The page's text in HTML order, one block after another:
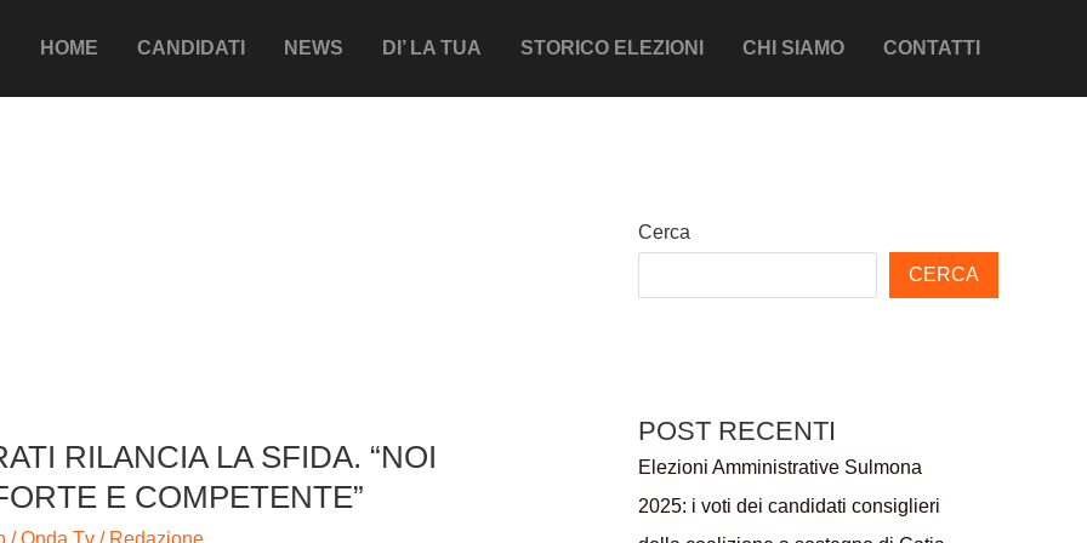
HOME CANDIDATI NEWS DI’ LA TUA STORICO ELEZIONI CHI SIAMO CONTATTI
RILANCIA LA SFIDA. “NOI
E COMPETENTE”
/Onda Tv / Redazione
Cerca
CERCA
POST RECENTI
Elezioni Amministrative Sulmona
2025: i voti dei candidati consiglieri